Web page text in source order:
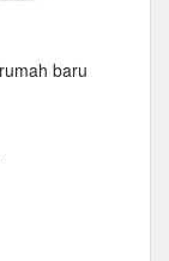
baru